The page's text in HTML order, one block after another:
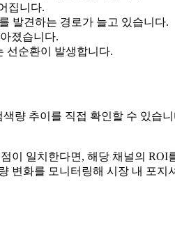
집니다.
발견하는 경로가 늘고 있습니다.
졌습니다.
선순환이 발생합니다.
량 추이를 직접 확인할 수 있습
이 일치한다면, 해당 채널의 ROI
화를 모니터링해 시장 내 포지